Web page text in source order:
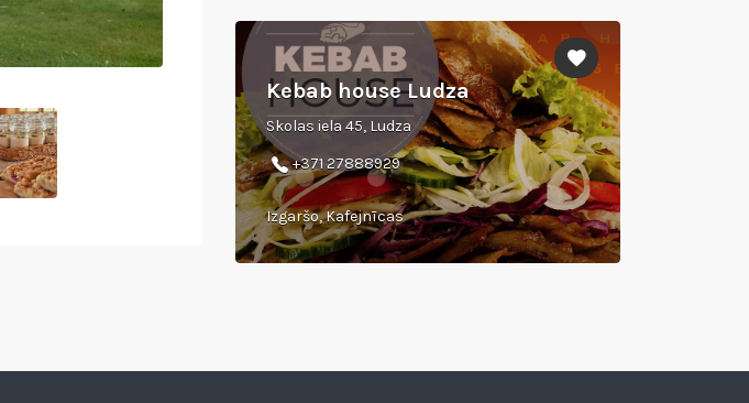
Kebab house Ludza
Skolas iela 45, Ludza
+371 27888929
Izgaršo, Kafejnīcas